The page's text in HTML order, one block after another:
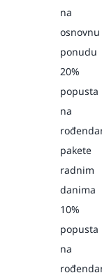
na
osnovnu
ponudu
20%
popusta
na
pakete
radnim
danima
10%
popusta
na